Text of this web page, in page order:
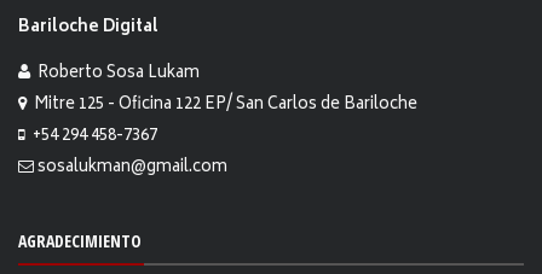
Bariloche Digital
Roberto Sosa Lukam
Mitre 125 - Oficina 122 EP/ San Carlos de Bariloche
+54 294 458-7367
sosalukman@gmail.com
AGRADECIMIENTO